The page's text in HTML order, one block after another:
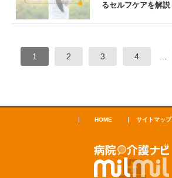
るセルフケアを解説
1 2 3 4
HOME サイトマップ